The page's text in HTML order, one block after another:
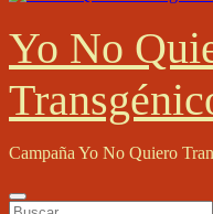
Yo No
Campaña Yo No Quiero